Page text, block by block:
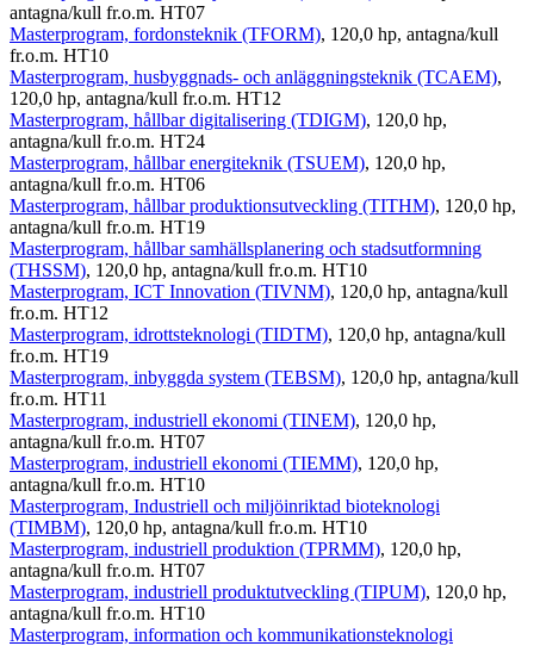
antagna/kull fr.o.m. HT07
Masterprogram, fordonsteknik (TFORM), 120,0 hp, antagna/kull
fr.o.m. HT10
Masterprogram, husbyggnads- och anläggningsteknik (TCAEM),
120,0 hp, antagna/kull fr.o.m. HT12
Masterprogram, hållbar digitalisering (TDIGM), 120,0 hp,
antagna/kull fr.o.m. HT24
Masterprogram, hållbar energiteknik (TSUEM), 120,0 hp,
antagna/kull fr.o.m. HT06
Masterprogram, hållbar produktionsutveckling (TITHM), 120,0 hp,
antagna/kull fr.o.m. HT19
Masterprogram, hållbar samhällsplanering och stadsutformning
(THSSM), 120,0 hp, antagna/kull fr.o.m. HT10
Masterprogram, ICT Innovation (TIVNM), 120,0 hp, antagna/kull
fr.o.m. HT12
Masterprogram, idrottsteknologi (TIDTM), 120,0 hp, antagna/kull
fr.o.m. HT19
Masterprogram, inbyggda system (TEBSM), 120,0 hp, antagna/kull
fr.o.m. HT11
Masterprogram, industriell ekonomi (TINEM), 120,0 hp,
antagna/kull fr.o.m. HT07
Masterprogram, industriell ekonomi (TIEMM), 120,0 hp,
antagna/kull fr.o.m. HT10
Masterprogram, Industriell och miljöinriktad bioteknologi
(TIMBM), 120,0 hp, antagna/kull fr.o.m. HT10
Masterprogram, industriell produktion (TPRMM), 120,0 hp,
antagna/kull fr.o.m. HT07
Masterprogram, industriell produktutveckling (TIPUM), 120,0 hp,
antagna/kull fr.o.m. HT10
Masterprogram, information och kommunikationsteknologi